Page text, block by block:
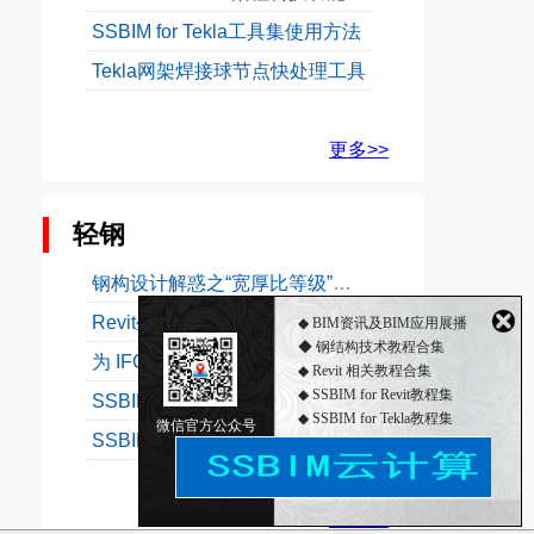
SSBIM for Tekla工具集使用方法
Tekla网架焊接球节点快处理工具
更多>>
轻钢
钢构设计解惑之“宽厚比等级”（一）
Revit坐标及定位解惑之三：命名位置
为 IFC 输出和参考模型输入定义工程基点
SSBIM for Revit 梁柱转换功能使用教程
SSBIM for Tekla工具集使用方法
更多>>
微信官方公众号
◆ BIM资讯及BIM应用展播
◆ 钢结构技术教程合集
◆ Revit 相关教程合集
◆ SSBIM for Revit教程集
◆ SSBIM for Tekla教程集
◆ 2018年12月3日钢构主材价格行情